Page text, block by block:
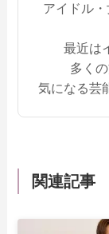
アイドル
最近は
多く
気になる芸
関連記事